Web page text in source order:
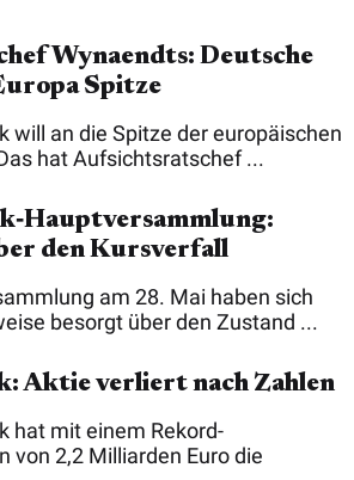
Wynaendts: Deutsche
Spitze
will an die Spitze der europäischen
hat Aufsichtsratschef ...
den Kursverfall
am 28. Mai haben sich
die Aktionäre teilweise besorgt über den Zustand ...
Aktie verliert nach Zahlen
hat mit einem Rekord-
von 2,2 Milliarden Euro die